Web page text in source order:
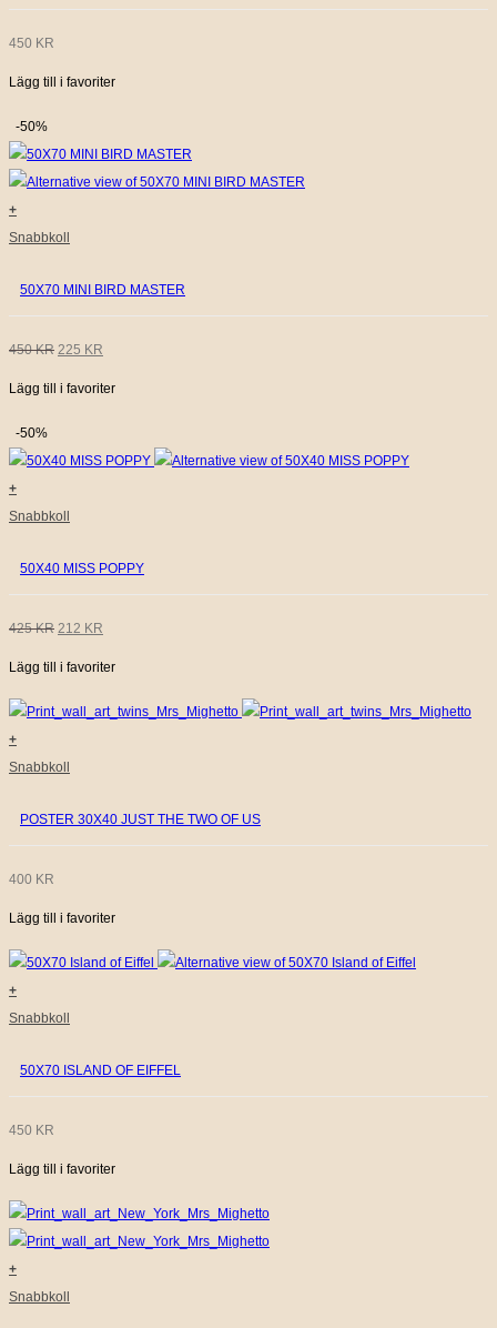
450 KR
Lägg till i favoriter
-50%
+
Snabbkoll
50X70 MINI BIRD MASTER
450KR DET
URSPRUNGLIGA
VAR:
450 KR.
225 KR
NUVARANDE
ÄR:
Lägg till i favoriter
-50%
+
Snabbkoll
50X40 MISS POPPY
425KR DET
URSPRUNGLIGA
PRISET
212 KR
NUVARANDE
PRISET
Lägg till i favoriter
+
Snabbkoll
POSTER 30X40 JUST THE TWO OF US
400 KR
Lägg till i favoriter
+
Snabbkoll
50X70 ISLAND OF EIFFEL
450 KR
Lägg till i favoriter
+
Snabbkoll